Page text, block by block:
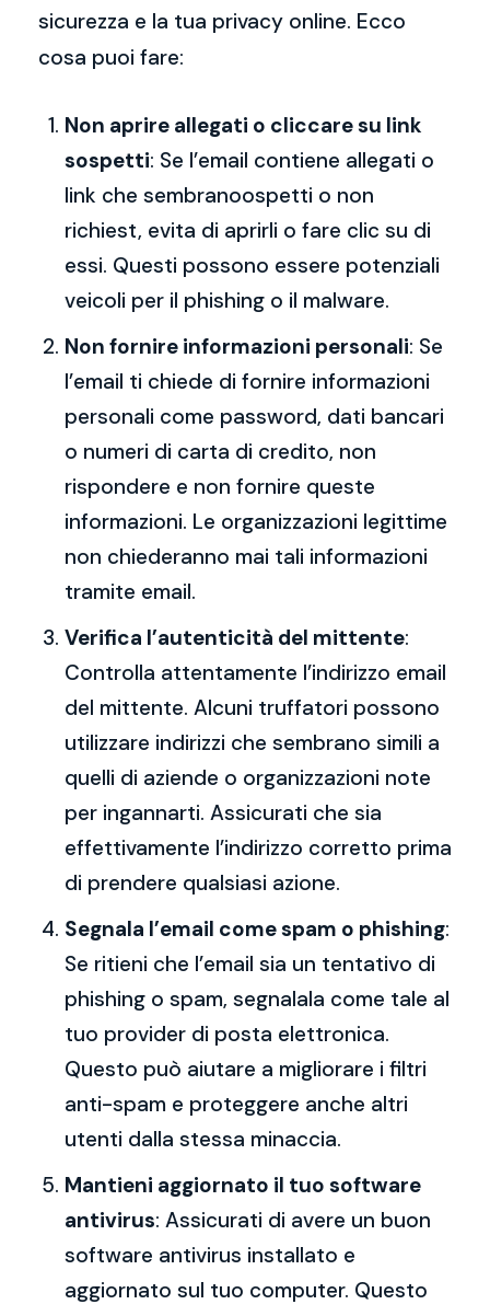
sicurezza e la tua privacy online. Ecco
cosa puoi fare:
Non aprire allegati o cliccare su link
sospetti: Se l’email contiene allegati o
link che sembranoospetti o non
richiest, evita di aprirli o fare clic su di
essi. Questi possono essere potenziali
veicoli per il phishing o il malware.
Non fornire informazioni personali: Se
l’email ti chiede di fornire informazioni
personali come password, dati bancari
o numeri di carta di credito, non
rispondere e non fornire queste
informazioni. Le organizzazioni legittime
non chiederanno mai tali informazioni
tramite email.
Verifica l’autenticità del mittente:
Controlla attentamente l’indirizzo email
del mittente. Alcuni truffatori possono
utilizzare indirizzi che sembrano simili a
quelli di aziende o organizzazioni note
per ingannarti. Assicurati che sia
effettivamente l’indirizzo corretto prima
di prendere qualsiasi azione.
Segnala l’email come spam o phishing:
Se ritieni che l’email sia un tentativo di
phishing o spam, segnalala come tale al
tuo provider di posta elettronica.
Questo può aiutare a migliorare i filtri
anti-spam e proteggere anche altri
utenti dalla stessa minaccia.
Mantieni aggiornato il tuo software
antivirus: Assicurati di avere un buon
software antivirus installato e
aggiornato sul tuo computer. Questo